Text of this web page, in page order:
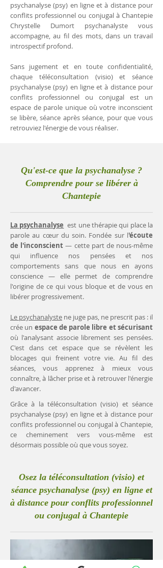
psychanalyse (psy) en ligne et à distance pour
conflits professionnel ou conjugal à Chantepie
Chrystelle Dumort psychanalyste vous
accompagne, au fil des mots, dans un travail
introspectif profond.
Sans jugement et en toute confidentialité,
chaque téléconsultation (visio) et séance
psychanalyse (psy) en ligne et à distance pour
conflits professionnel ou conjugal est un
espace de parole unique où votre inconscient
se libère, séance après séance, pour que vous
retrouviez l'énergie de vous réaliser.
Qu'est-ce que la psychanalyse ?
Comprendre pour se libérer à
Chantepie
La psychanalyse est une thérapie qui place la
parole au cœur du soin. Fondée sur l'écoute
de l'inconscient— cette part de nous-même
qui influence nos pensées et nos
comportements sans que nous en ayons
conscience — elle permet de comprendre
l'origine de ce qui vous bloque et de vous en
libérer progressivement.
Le psychanalyste ne juge pas, ne prescrit pas : il
crée un espace de parole libre et sécurisant
où l'analysant associe librement ses pensées.
C'est dans cet espace que se révèlent les
blocages qui freinent votre vie. Au fil des
séances, vous apprenez à mieux vous
connaître, à lâcher prise et à retrouver l'énergie
d'avancer.
Grâce à la téléconsultation (visio) et séance
psychanalyse (psy) en ligne et à distance pour
conflits professionnel ou conjugal à Chantepie,
ce cheminement vers vous-même est
désormais possible où que vous soyez.
Osez la téléconsultation (visio) et
séance psychanalyse (psy) en ligne et
à distance pour conflits professionnel
ou conjugal à Chantepie